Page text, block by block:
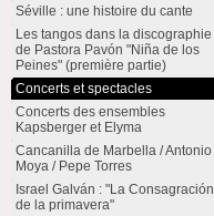
Séville : une histoire du cante
Les tangos dans la discographie
de Pastora Pavón "Niña de los
Peines" (première partie)
Concerts et spectacles
Concerts des ensembles
Kapsberger et Elyma
Cancanilla de Marbella / Antonio
Moya / Pepe Torres
Israel Galván : "La Consagración
de la primavera"